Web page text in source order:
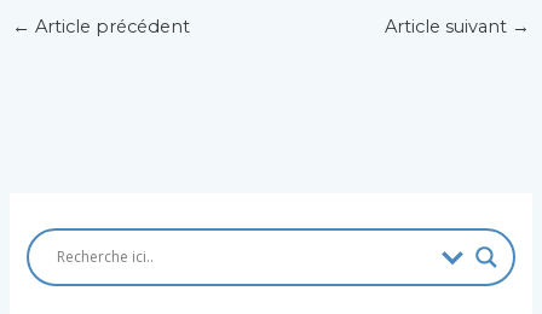
← Article précédent Article suivant →